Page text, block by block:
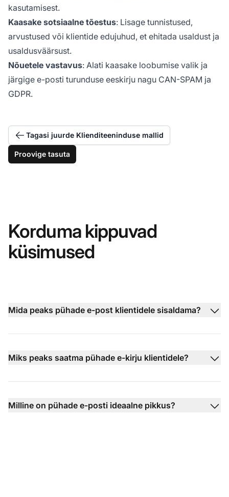
kasutamisest.
Kaasake sotsiaalne tõestus: Lisage tunnistused,
arvustused või klientide edujuhud, et ehitada usaldust ja
usaldusväärsust.
Nõuetele vastavus: Alati kaasake loobumise valik ja
järgige e-posti turunduse eeskirju nagu CAN-SPAM ja
GDPR.
Tagasi juurde Klienditeeninduse mallid
Proovige tasuta
Korduma kippuvad
küsimused
Mida peaks pühade e-post klientidele sisaldama?
Miks peaks saatma pühade e-kirju klientidele?
Milline on pühade e-posti ideaalne pikkus?